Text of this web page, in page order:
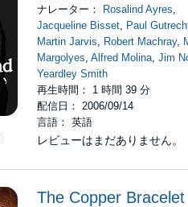
ナレーター： Rosalind Ayres
Jacqueline Bisset Paul
Martin Jarvis
Robert Machray,
Margolyes ,Alfred Molina ,Jim
Yeardley Smith
再生時間： 1 時間 39 分
配信日： 2006/09/14
言語： 英語
レビューはまだありません。
The Copper Bracelet